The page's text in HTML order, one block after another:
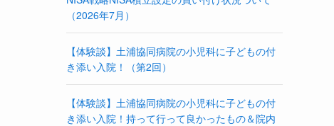
（2026年7月）
【体験談】土浦協同病院の小児科に子どもの付
き添い入院！（第2回）
【体験談】土浦協同病院の小児科に子どもの付
き添い入院！持って行って良かったもの＆院内